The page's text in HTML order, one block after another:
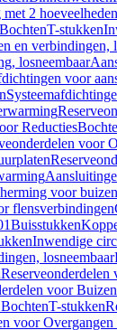
2 hoeveelheden
BochtenT-stukken
en verbindingen,
losneembaar
voor
Reducties
voor
voor
flensverbindingen
Buisstukken
Inwendige
losneembaar
Reserveonderdelen
voor
T-stukken
voor